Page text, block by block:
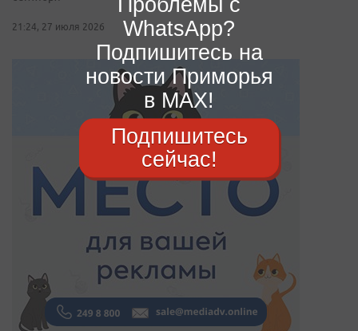
21:24, 27 июля 2026
WhatsApp?
Подпишитесь на
новости Приморья
в MAX!
Подпишитесь
сейчас!